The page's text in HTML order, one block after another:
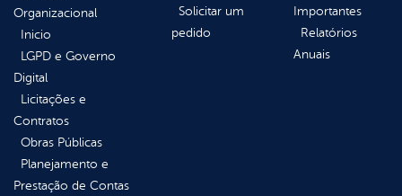
Organizacional
Inicio
LGPD e Governo
Digital
Licitações e
Contratos
Obras Públicas
Planejamento e
Prestação de Contas
Solicitar um
pedido
Importantes
Relatórios
Anuais